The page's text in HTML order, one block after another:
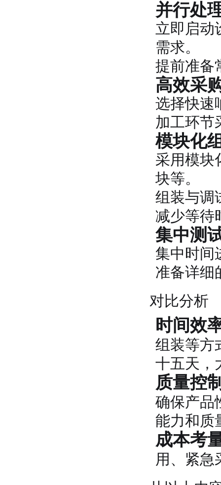
并行处
立即启动
需求。
提前准备
高效采
选择快速
加工环节
模块化
采用模块
块等。
组装与调
减少等待
集中测
集中时间
准备详细
对比分析
时间效
组装等方
十五天，
质量控
确保产品
能力和质
成本考
用、紧急